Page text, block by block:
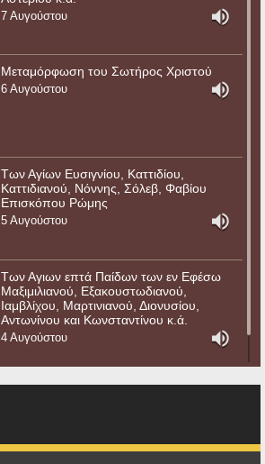
7 Αυγούστου
Μεταμόρφωση του Σωτήρος Χριστού
6 Αυγούστου
Των Αγίων Ευσιγνίου, Καττιδίου,
Καττιδιανού, Νόννης, Σόλεβ, Φαβίου
Επισκόπου Ρώμης
5 Αυγούστου
Των Αγιων επτά Παίδων των εν Εφέσω
Μαξιμιλιανού, Εξακουστωδιανού,
Ιαμβλίχου, Μαρτινιανού, Διονυσίου,
Αντωνίνου και Κωνσταντίνου κ.ά.
4 Αυγούστου